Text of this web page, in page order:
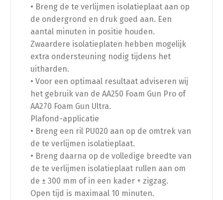
• Breng de te verlijmen isolatieplaat aan op
de ondergrond en druk goed aan. Een
aantal minuten in positie houden.
Zwaardere isolatieplaten hebben mogelijk
extra ondersteuning nodig tijdens het
uitharden.
• Voor een optimaal resultaat adviseren wij
het gebruik van de AA250 Foam Gun Pro of
AA270 Foam Gun Ultra.
Plafond-applicatie
• Breng een ril PU020 aan op de omtrek van
de te verlijmen isolatieplaat.
• Breng daarna op de volledige breedte van
de te verlijmen isolatieplaat rullen aan om
de ± 300 mm of in een kader + zigzag.
Open tijd is maximaal 10 minuten.